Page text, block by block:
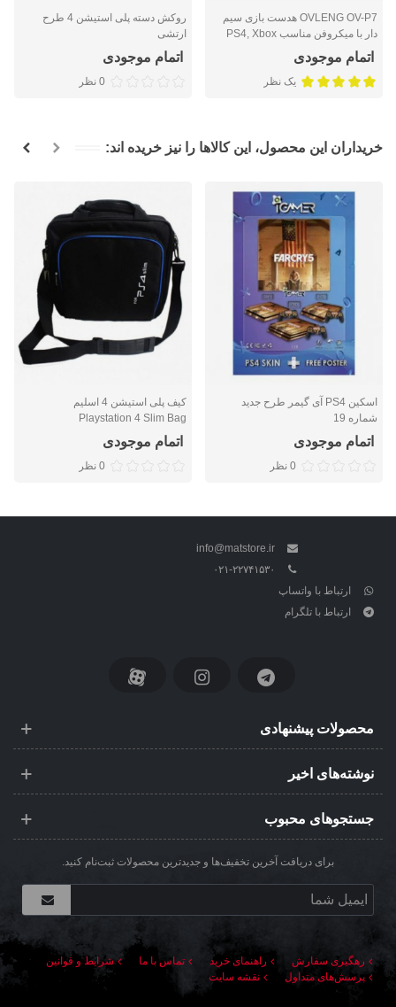
OVLENG OV-P7 هدست بازی سیم
دار با میکروفن مناسب PS4, Xbox
One, Nintendo Switch, PC, PS3,
Mac, Laptop
اتمام موجودی
یک نظر
روکش دسته پلی استیشن 4 طرح
ارتشی
اتمام موجودی
0 نظر
خریداران این محصول، این کالاها را نیز خریده اند:
اسکین PS4 آی گیمر طرح جدید
شماره 19
اتمام موجودی
0 نظر
کیف پلی استیشن 4 اسلیم
Playstation 4 Slim Bag
اتمام موجودی
0 نظر
info@matstore.ir
۰۲۱-۲۲۷۴۱۵۳۰
ارتباط با واتساپ
ارتباط با تلگرام
محصولات پیشنهادی
نوشته‌های اخیر
جستجوهای محبوب
برای دریافت آخرین تخفیف‌ها و جدیدترین محصولات ثبت‌نام کنید.
رهگیری سفارش راهنمای خرید تماس با ما
شرایط و قوانین
پرسش‌های متداول
نقشه سایت